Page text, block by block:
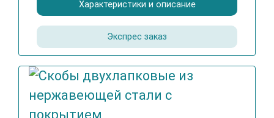
Характеристики и описание
Экспрес заказ